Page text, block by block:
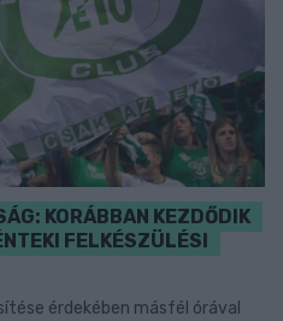
KORÁBBAN KEZDŐDIK
FELKÉSZÜLÉSI
érdekében másfél órával